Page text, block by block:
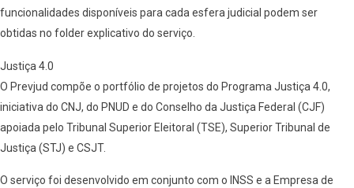
funcionalidades disponíveis para cada esfera judicial podem ser
obtidas no folder explicativo do serviço.
Justiça 4.0
O Prevjud compõe o portfólio de projetos do Programa Justiça 4.0,
iniciativa do CNJ, do PNUD e do Conselho da Justiça Federal (CJF)
apoiada pelo Tribunal Superior Eleitoral (TSE), Superior Tribunal de
Justiça (STJ) e CSJT.
O serviço foi desenvolvido em conjunto com o INSS e a Empresa de